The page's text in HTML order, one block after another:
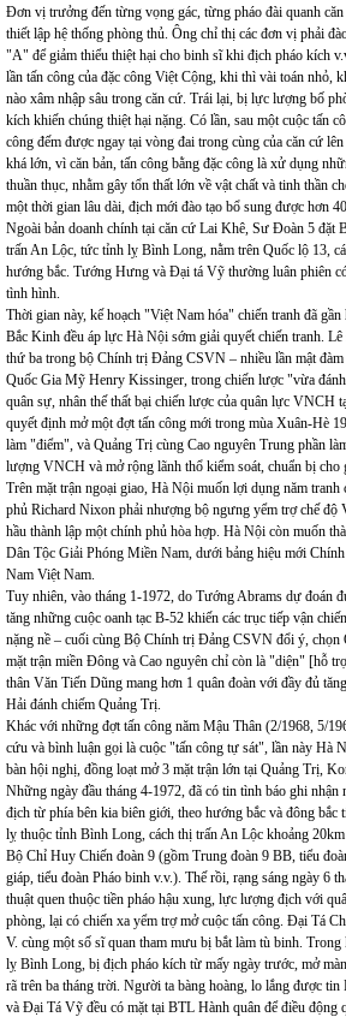
Đơn vị trưởng đến từng vọng gác, từng pháo đài quanh
thiết lập hệ thống phòng thủ. Ông chỉ thị các đơn vị phải
"A" để giảm thiểu thiệt hại cho binh sĩ khi địch pháo kích
lần tấn công của đặc công Việt Cộng, khi thì vài toán nhỏ,
nào xâm nhập sâu trong căn cứ. Trái lại, bị lực lượng bố
kích khiến chúng thiệt hại nặng. Có lần, sau một cuộc tấn
công đếm được ngay tại vòng đai trong cùng của căn cứ
khá lớn, vì căn bản, tấn công bằng đặc công là xử dụng
thuần thục, nhằm gây tổn thất lớn về vật chất và tinh thần
một thời gian lâu dài, địch mới đào tạo bổ sung được hơn
Ngoài bản doanh chính tại căn cứ Lai Khê, Sư Đoàn 5 đặt
trấn An Lộc, tức tỉnh lỵ Bình Long, nằm trên Quốc lộ 13,
hướng bắc. Tướng Hưng và Đại tá Vỹ thường luân phiên
tình hình.
Thời gian này, kế hoạch "Việt Nam hóa" chiến tranh đã
Bắc Kinh đều áp lực Hà Nội sớm giải quyết chiến tranh.
thứ ba trong bộ Chính trị Đảng CSVN – nhiều lần mật
Quốc Gia Mỹ Henry Kissinger, trong chiến lược "vừa
quân sự, nhân thế thất bại chiến lược của quân lực VNCH
quyết định mở một đợt tấn công mới trong mùa Xuân-Hè
làm "điểm", và Quảng Trị cùng Cao nguyên Trung phần
lượng VNCH và mở rộng lãnh thổ kiểm soát, chuẩn bị cho
Trên mặt trận ngoại giao, Hà Nội muốn lợi dụng năm
phủ Richard Nixon phải nhượng bộ ngưng yểm trợ chế
hầu thành lập một chính phủ hòa hợp. Hà Nội còn muốn
Dân Tộc Giải Phóng Miền Nam, dưới bảng hiệu mới
Nam Việt Nam.
Tuy nhiên, vào tháng 1-1972, do Tướng Abrams dự đoán
tăng những cuộc oanh tạc B-52 khiến các trục tiếp vận
nặng nề – cuối cùng Bộ Chính trị Đảng CSVN đổi ý,
mặt trận miền Đông và Cao nguyên chỉ còn là "diện" [hỗ
thân Văn Tiến Dũng mang hơn 1 quân đoàn với đầy đủ
Hải đánh chiếm Quảng Trị.
Khác với những đợt tấn công năm Mậu Thân (2/1968, 5/
cứu và bình luận gọi là cuộc "tấn công tự sát", lần này Hà
bàn hội nghị, đồng loạt mở 3 mặt trận lớn tại Quảng Trị,
Những ngày đầu tháng 4-1972, đã có tin tình báo ghi nhận
địch từ phía bên kia biên giới, theo hướng bắc và đông bắc
lỵ thuộc tỉnh Bình Long, cách thị trấn An Lộc khoảng
Bộ Chỉ Huy Chiến đoàn 9 (gồm Trung đoàn 9 BB, tiểu
giáp, tiểu đoàn Pháo binh v.v.). Thế rồi, rạng sáng ngày 6
thuật quen thuộc tiền pháo hậu xung, lực lượng địch với
phòng, lại có chiến xa yểm trợ mở cuộc tấn công. Đại Tá
V. cùng một số sĩ quan tham mưu bị bắt làm tù binh.
lỵ Bình Long, bị địch pháo kích từ mấy ngày trước, mở
rã trên ba tháng trời. Người ta bàng hoàng, lo lắng được
và Đại Tá Vỹ đều có mặt tại BTL Hành quân để điều động